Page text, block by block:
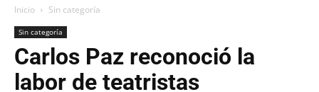
Inicio Sin categoría
Sin categoría
Carlos Paz reconoció la
labor de teatristas